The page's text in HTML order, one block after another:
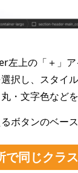
左上の「＋」
択し、スタイ
・文字色など
ボタンのベース
で同じクラ